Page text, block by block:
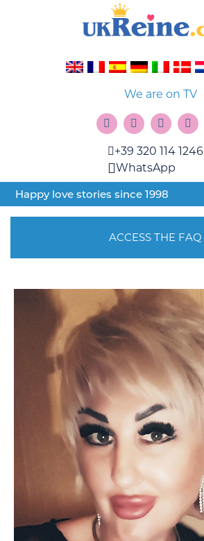
We are on TV
+39 320 114 1246
WhatsApp
Happy love stories since 1998
ACCESS THE FAQ